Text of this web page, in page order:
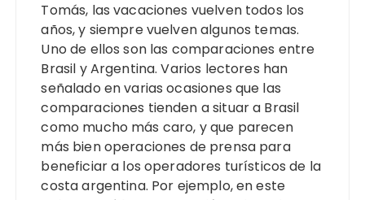
Tomás, las vacaciones vuelven todos los
años, y siempre vuelven algunos temas.
Uno de ellos son las comparaciones entre
Brasil y Argentina. Varios lectores han
señalado en varias ocasiones que las
comparaciones tienden a situar a Brasil
como mucho más caro, y que parecen
más bien operaciones de prensa para
beneficiar a los operadores turísticos de la
costa argentina. Por ejemplo, en este